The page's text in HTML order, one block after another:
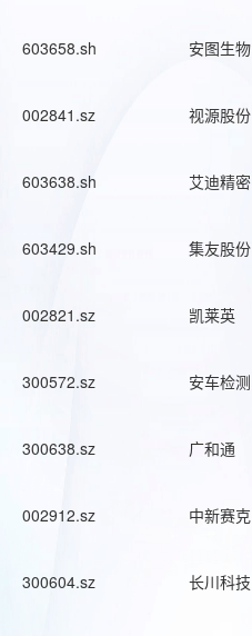
603658.sh 安图生物
002841.sz 视源股份
603638.sh 艾迪精密
603429.sh 集友股份
002821.sz 凯莱英
300572.sz 安车检测
300638.sz 广和通
002912.sz 中新赛克
300604.sz 长川科技